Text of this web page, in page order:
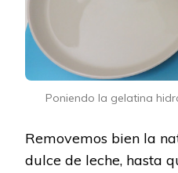
Poniendo la gelatina
Removemos bien la
dulce de leche, hasta